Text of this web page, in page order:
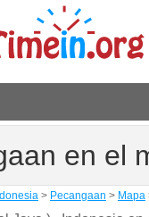
en el
> Pecangaan > Mapa